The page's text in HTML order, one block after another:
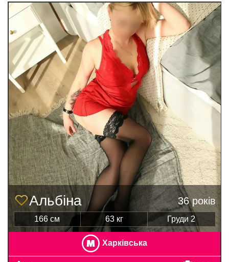
Альбіна 36 років
166 см 63 кг Груди 2
Харківська